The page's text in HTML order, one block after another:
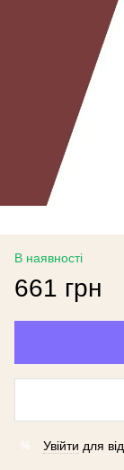
В наявності
661 грн
% Увійти для